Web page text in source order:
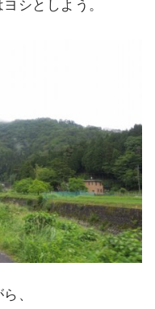
シとしよう。
、